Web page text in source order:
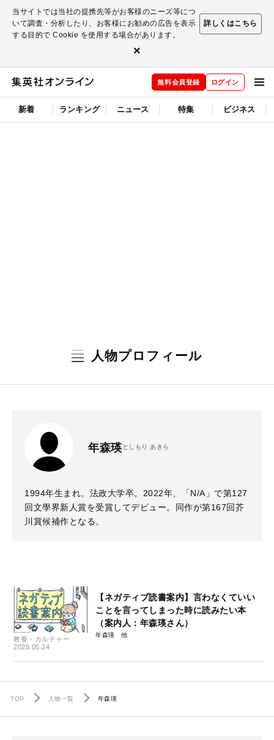
当サイトでは当社の提携先等がお客様のニーズ等につ
いて調査・分析したり、お客様にお勧めの広告を表示
する目的で Cookie を使用する場合があります。
詳しくはこちら
×
無料会員登録 ログイン
新着 ランキング ニュース 特集 ビジネス
人物プロフィール
年森瑛 としもり あきら
1994年生まれ。法政大学卒。2022年、「N/A」で第127
回文學界新人賞を受賞してデビュー。同作が第167回芥
川賞候補作となる。
教養・カルチャー
2025.05.24
【ネガティブ読書案内】言わなくていい
ことを言ってしまった時に読みたい本
（案内人：年森瑛さん）
年森瑛
TOP 人物一覧 年森瑛